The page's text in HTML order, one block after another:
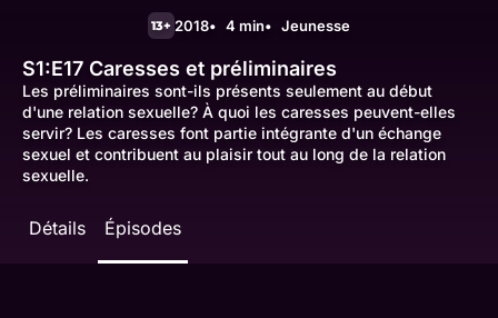
13+ 2018 4 min Jeunesse
S1:E17 Caresses et préliminaires
Les préliminaires sont-ils présents seulement au début
d'une relation sexuelle? À quoi les caresses peuvent-elles
servir? Les caresses font partie intégrante d'un échange
sexuel et contribuent au plaisir tout au long de la relation
sexuelle.
Détails Épisodes